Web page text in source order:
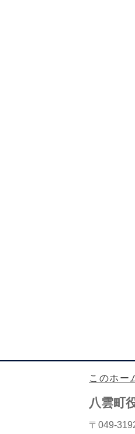
このホー
八雲町
〒049-